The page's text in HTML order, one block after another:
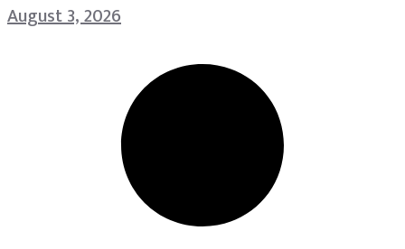
August 3, 2026